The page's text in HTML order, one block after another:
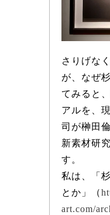
さりげな
が、なぜ
てみると
アルを、
司が榊田
新素材研
す。
私は、「
とか」（
art.com/